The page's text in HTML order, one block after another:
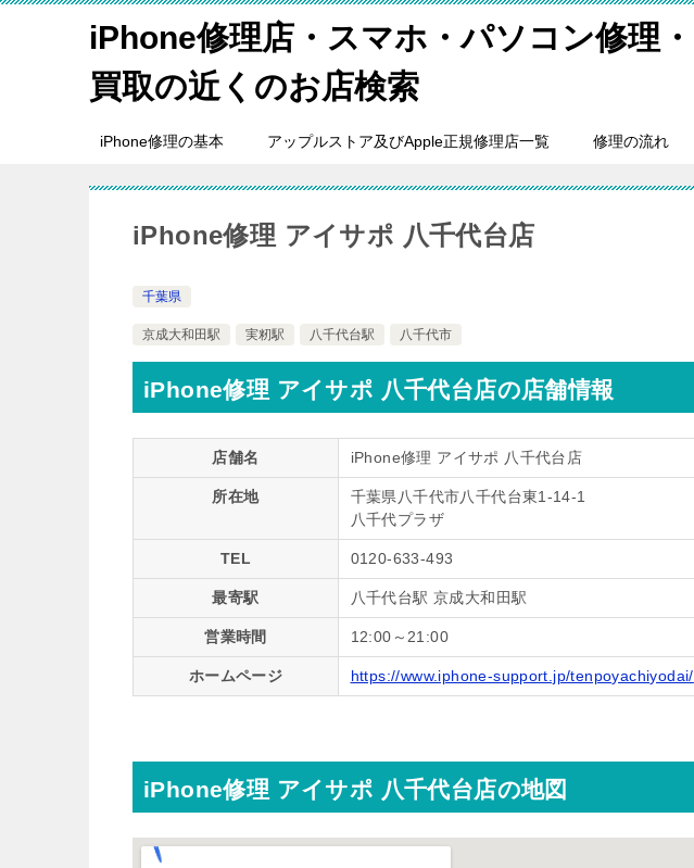
iPhone修理店・スマホ・パソコン修理・
買取の近くのお店検索
iPhone修理の基本 アップルストア及びApple正規修理店一覧 修理の流れ
iPhone修理 アイサポ 八千代台店
千葉県
京成大和田駅 実籾駅 八千代台駅 八千代市
iPhone修理 アイサポ 八千代台店の店舗情報
店舗名 iPhone修理 アイサポ 八千代台店
所在地
千葉県八千代市八千代台東1-14-1
八千代プラザ
TEL 0120-633-493
最寄駅 八千代台駅 京成大和田駅
営業時間 12:00～21:00
ホームページ https://www.iphone-support.jp/tenpoyachiyodai/
iPhone修理 アイサポ 八千代台店の地図